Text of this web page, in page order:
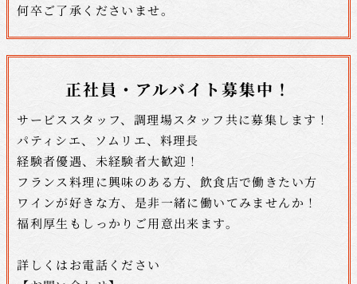
何卒ご了承くださいませ。
正社員・アルバイト募集中！
サービススタッフ、調理場スタッフ共に募集します！
パティシエ、ソムリエ、料理長
経験者優遇、未経験者大歓迎！
フランス料理に興味のある方、飲食店で働きたい方
ワインが好きな方、是非一緒に働いてみませんか！
福利厚生もしっかりご用意出来ます。
詳しくはお電話ください